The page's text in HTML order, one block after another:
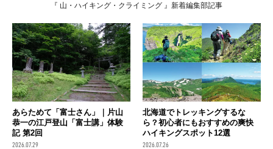
『 山・ハイキング・クライミング 』新着編集部記事
あらためて「富士さん」｜片山
恭一の江戸登山「富士講」体験
記 第2回
2026.07.29
北海道でトレッキングするな
ら？初心者にもおすすめの爽快
ハイキングスポット12選
2026.07.26